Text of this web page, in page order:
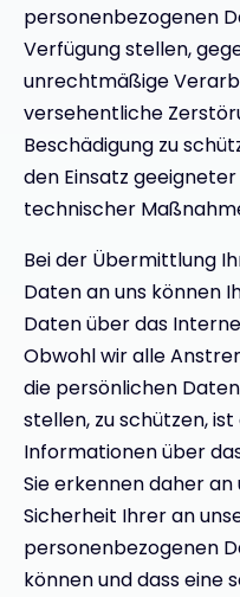
personenbezogenen
Verfügung stellen,
unrechtmäßige
versehentliche
Beschädigung zu
den Einsatz
technischer
Bei der Übermittlung
Daten an uns können
Daten über das
Obwohl wir alle
die persönlichen
stellen, zu schützen,
Informationen über
Sie erkennen daher
Sicherheit Ihrer an
personenbezogenen
können und dass eine